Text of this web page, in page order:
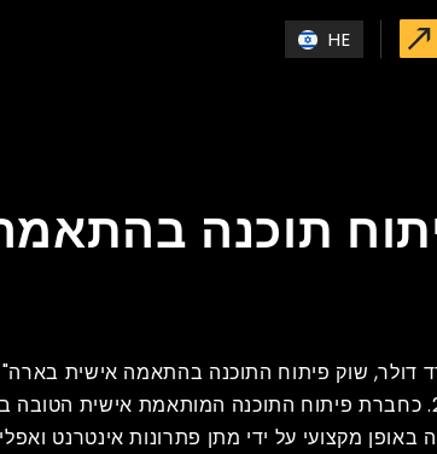
HE
תוכנה
18.5% בין 2024 ל-2030. כחברת פיתוח התוכנה המותאמת אישית
מקצועי על ידי מתן פתרונות אינטרנט